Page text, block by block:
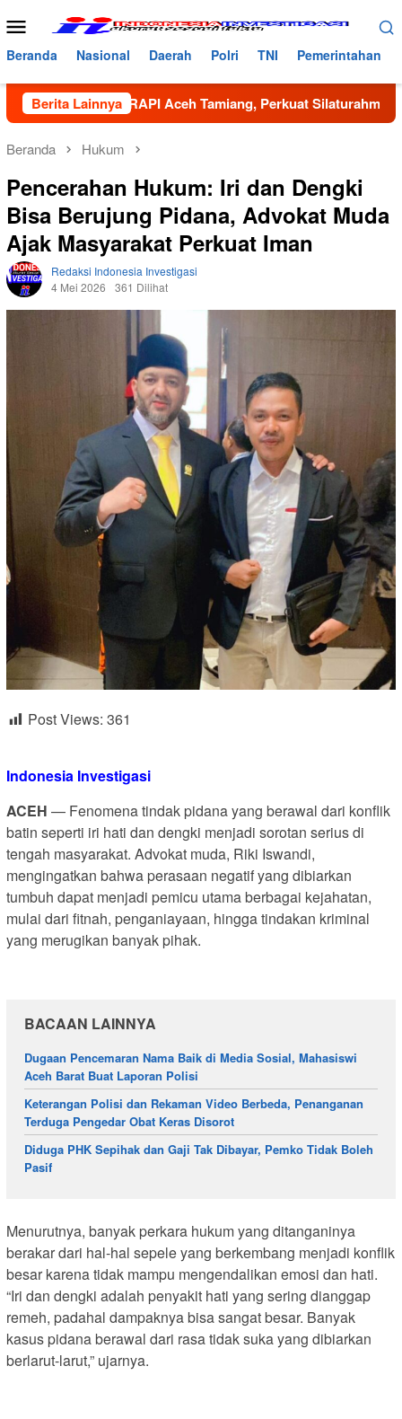
ke
konten
Menu
Mobile
Beranda Nasional Daerah Polri TNI Pemerintahan
Berita Lainnya
VI RAPI Aceh Tamiang, Perkuat Silaturahmi dan Sinergi
Beranda Hukum
Pencerahan Hukum: Iri dan Dengki
Bisa Berujung Pidana, Advokat Muda
Ajak Masyarakat Perkuat Iman
Redaksi Indonesia Investigasi
4 Mei 2026
361 Dilihat
Post Views: 361
Indonesia Investigasi
ACEH — Fenomena tindak pidana yang berawal dari konflik
batin seperti iri hati dan dengki menjadi sorotan serius di
tengah masyarakat. Advokat muda, Riki Iswandi,
mengingatkan bahwa perasaan negatif yang dibiarkan
tumbuh dapat menjadi pemicu utama berbagai kejahatan,
mulai dari fitnah, penganiayaan, hingga tindakan kriminal
yang merugikan banyak pihak.
BACAAN LAINNYA
Dugaan Pencemaran Nama Baik di Media Sosial, Mahasiswi
Aceh Barat Buat Laporan Polisi
Keterangan Polisi dan Rekaman Video Berbeda, Penanganan
Terduga Pengedar Obat Keras Disorot
Diduga PHK Sepihak dan Gaji Tak Dibayar, Pemko Tidak Boleh
Pasif
Menurutnya, banyak perkara hukum yang ditanganinya
berakar dari hal-hal sepele yang berkembang menjadi konflik
besar karena tidak mampu mengendalikan emosi dan hati.
“Iri dan dengki adalah penyakit hati yang sering dianggap
remeh, padahal dampaknya bisa sangat besar. Banyak
kasus pidana berawal dari rasa tidak suka yang dibiarkan
berlarut-larut,” ujarnya.